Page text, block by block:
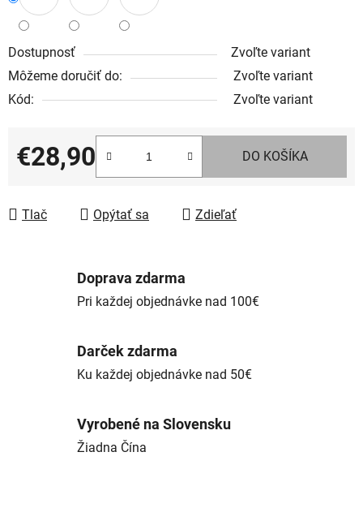
Dostupnosť
Zvoľte variant
Môžeme doručiť do:
Zvoľte variant
Kód:
Zvoľte variant
€28,90
Jednotková cena:
DO KOŠÍKA
Tlač Opýtať sa Zdieľať
Doprava zdarma
Pri každej objednávke nad 100€
Darček zdarma
Ku každej objednávke nad 50€
Vyrobené na Slovensku
Žiadna Čína